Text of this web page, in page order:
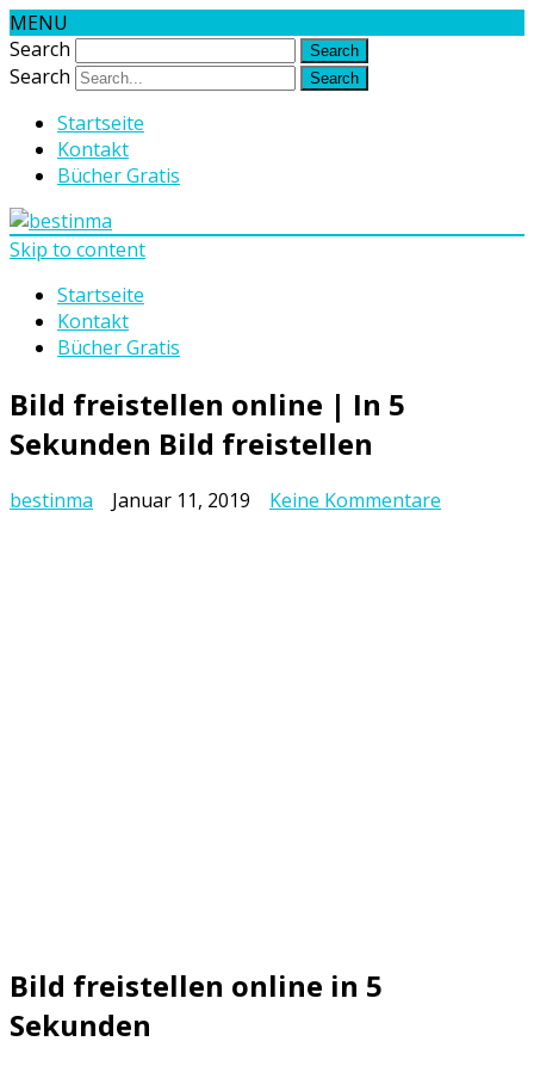
MENU
Search
Search
Startseite
Kontakt
Bücher Gratis
Skip to content
Startseite
Kontakt
Bücher Gratis
Bild freistellen online | In 5
Sekunden Bild freistellen
bestinma Januar 11, 2019 Keine Kommentare
Bild freistellen online in 5
Sekunden